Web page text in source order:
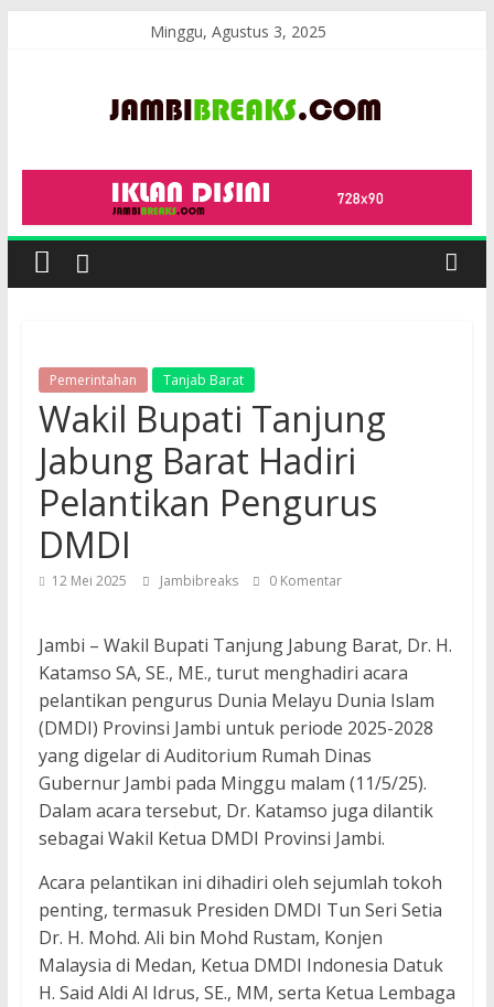
Minggu, Agustus 3, 2025
JambiBreaks
Pemerintahan Tanjab Barat
Wakil Bupati Tanjung
Jabung Barat Hadiri
Pelantikan Pengurus
DMDI
12 Mei 2025 Jambibreaks 0 Komentar
Jambi – Wakil Bupati Tanjung Jabung Barat, Dr. H.
Katamso SA, SE., ME., turut menghadiri acara
pelantikan pengurus Dunia Melayu Dunia Islam
(DMDI) Provinsi Jambi untuk periode 2025-2028
yang digelar di Auditorium Rumah Dinas
Gubernur Jambi pada Minggu malam (11/5/25).
Dalam acara tersebut, Dr. Katamso juga dilantik
sebagai Wakil Ketua DMDI Provinsi Jambi.
Acara pelantikan ini dihadiri oleh sejumlah tokoh
penting, termasuk Presiden DMDI Tun Seri Setia
Dr. H. Mohd. Ali bin Mohd Rustam, Konjen
Malaysia di Medan, Ketua DMDI Indonesia Datuk
H. Said Aldi Al Idrus, SE., MM, serta Ketua Lembaga